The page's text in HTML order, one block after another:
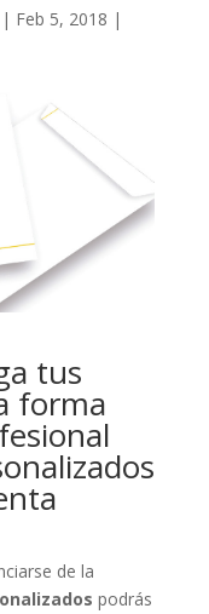
Feb 5, 2018 |
tus
forma
de la
podrás